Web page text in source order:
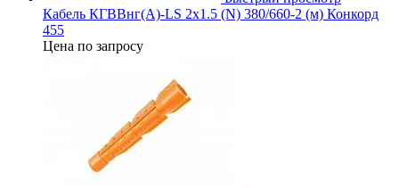
Кабель КГВВнг(А)-LS 2х1.5 (N) 380/660-2 (м) Конкорд
455
Цена по запросу